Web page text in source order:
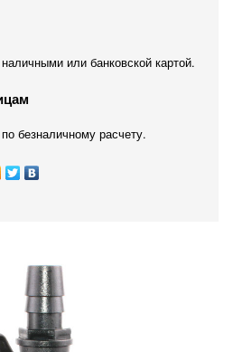
или банковской картой.
безналичному расчету.